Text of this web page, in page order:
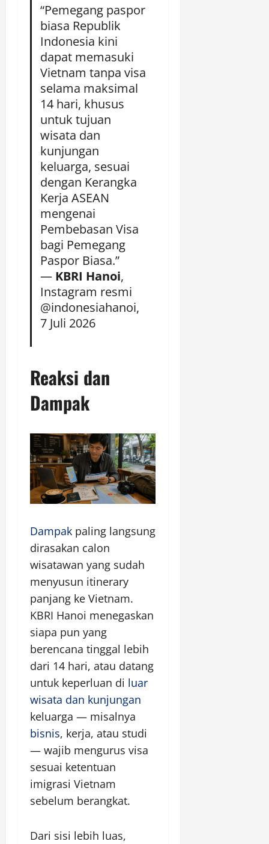
“Pemegang paspor
biasa Republik
Indonesia kini
dapat memasuki
Vietnam tanpa visa
selama maksimal
14 hari, khusus
untuk tujuan
wisata dan
kunjungan
keluarga, sesuai
dengan Kerangka
Kerja ASEAN
mengenai
Pembebasan Visa
bagi Pemegang
Paspor Biasa.”
— KBRI Hanoi,
Instagram resmi
@indonesiahanoi,
7 Juli 2026
Reaksi dan
Dampak
Dampak paling langsung
dirasakan calon
wisatawan yang sudah
menyusun itinerary
panjang ke Vietnam.
KBRI Hanoi menegaskan
siapa pun yang
berencana tinggal lebih
dari 14 hari, atau datang
untuk keperluan di luar
wisata dan kunjungan
keluarga — misalnya
bisnis, kerja, atau studi
— wajib mengurus visa
sesuai ketentuan
imigrasi Vietnam
sebelum berangkat.
Dari sisi lebih luas,